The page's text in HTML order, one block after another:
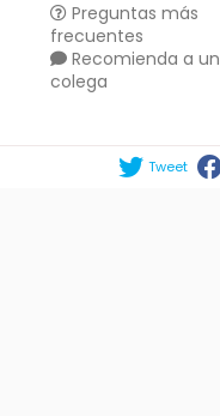
Preguntas más
frecuentes
Recomienda a un
colega
Tweet